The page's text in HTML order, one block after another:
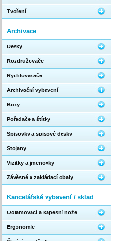
Tvoření
Archivace
Desky
Rozdružovače
Rychlovazače
Archivační vybavení
Boxy
Pořadače a štítky
Spisovky a spisové desky
Stojany
Vizitky a jmenovky
Závěsné a zakládací obaly
Kancelářské vybavení / sklad
Odlamovací a kapesní nože
Ergonomie